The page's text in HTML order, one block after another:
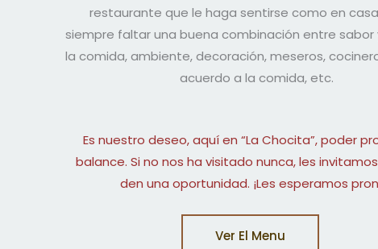
restaurante que le haga sentirse como en
siempre faltar una buena combinación entre sabor
la comida, ambiente, decoración, meseros,
acuerdo a la comida, etc.
Es nuestro deseo, aquí en “La Chocita”, poder
balance. Si no nos ha visitado nunca, les
den una oportunidad. ¡Les esperamos
Ver El Menu